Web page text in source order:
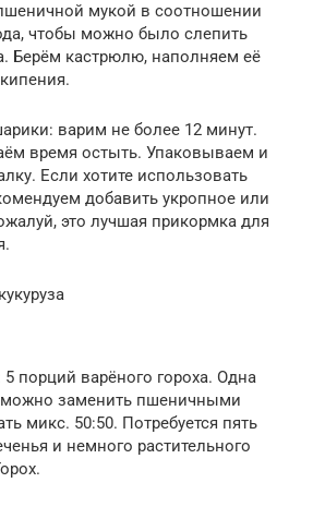
мукой в соотношении
чтобы можно было слепить
Берём кастрюлю, наполняем её
варим не более 12 минут.
время остыть. Упаковываем и
Если хотите использовать
добавить укропное или
это лучшая прикормка для
порций варёного гороха. Одна
можно заменить пшеничными
микс. 50:50. Потребуется пять
и немного растительного